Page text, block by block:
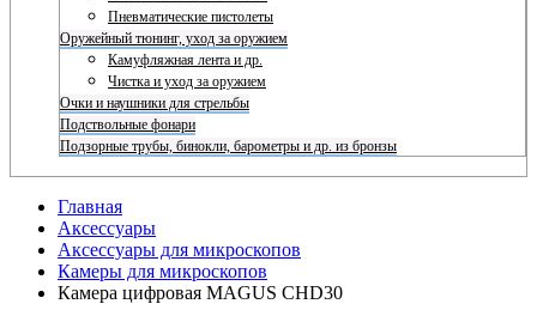
Пневматические пистолеты
Оружейный тюнинг, уход за оружием
Камуфляжная лента и др.
Чистка и уход за оружием
Очки и наушники для стрельбы
Подствольные фонари
Подзорные трубы, бинокли, барометры и др. из бронзы
Главная
Аксессуары
Аксессуары для микроскопов
Камеры для микроскопов
Камера цифровая MAGUS CHD30